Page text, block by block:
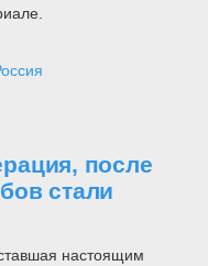
после
стали
настоящим